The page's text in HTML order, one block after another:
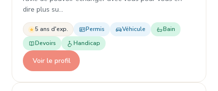
dire plus su…
5 ans d'exp. Permis Véhicule
Bain
Devoirs
Handicap
Voir le profil